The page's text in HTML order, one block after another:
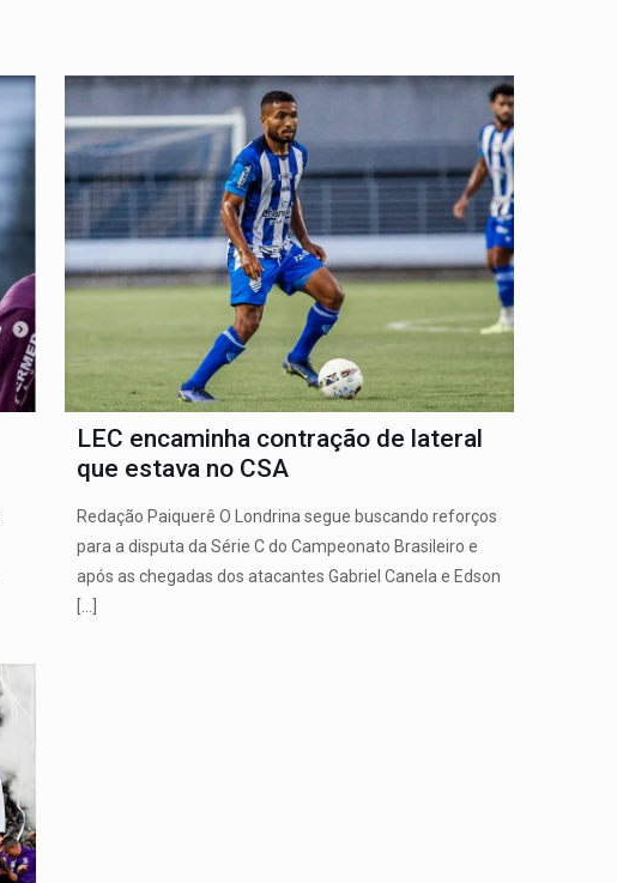
LEC encaminha contração de lateral
que estava no CSA
Redação Paiquerê O Londrina segue buscando reforços
para a disputa da Série C do Campeonato Brasileiro e
após as chegadas dos atacantes Gabriel Canela e Edson